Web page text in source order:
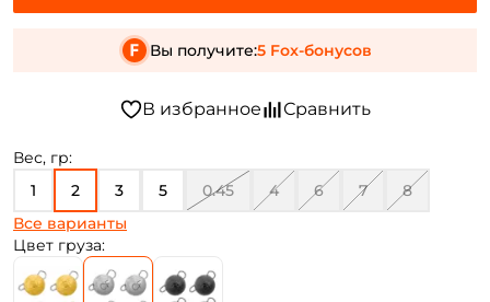
Вес, гр:
1
2 3 5 0.45 4 6 7 8
10
Все варианты
Цвет груза:
Вы получите:5 Fox-бонусов